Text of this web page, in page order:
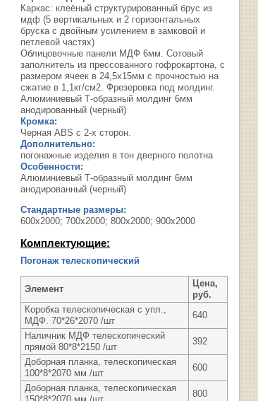
Каркас: клеёный структурированный брус из
мдф (5 вертикальных и 2 горизонтальных
бруска с двойным усилением в замковой и
петлевой частях)
Облицовочные панели МДФ 6мм. Сотовый
заполнитель из прессованного гофрокартона, с
размером ячеек в 24,5х15мм с прочностью на
сжатие в 1,1кг/см2. Фрезеровка под молдинг.
Алюминиевый Т-образный молдинг 6мм
анодированный (черный)
Кромка:
Черная ABS с 2-х сторон.
Дополнительно:
погонажные изделия в тон дверного полотна
Особенности:
Алюминиевый Т-образный молдинг 6мм
анодированный (черный)
Стандартные размеры:
600х2000; 700х2000; 800х2000; 900х2000
Комплектующие:
Погонаж телескопический
Элемент
Цена,
руб.
Коробка телескопическая с упл.,
МДФ. 70*26*2070 /шт
640
Наличник МДФ телескопический
прямой 80*8*2150 /шт
392
Доборная планка, телескопическая
100*8*2070 мм /шт
600
Доборная планка, телескопическая
800